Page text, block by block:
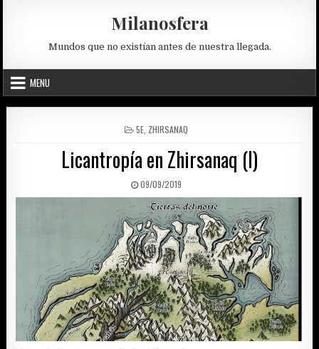
Milanosfera
Mundos que no existían antes de nuestra llegada.
MENU
POSTED
IN
5E, ZHIRSANAQ
Licantropía en Zhirsanaq (I)
PUBLISHED
DATE:
09/09/2019